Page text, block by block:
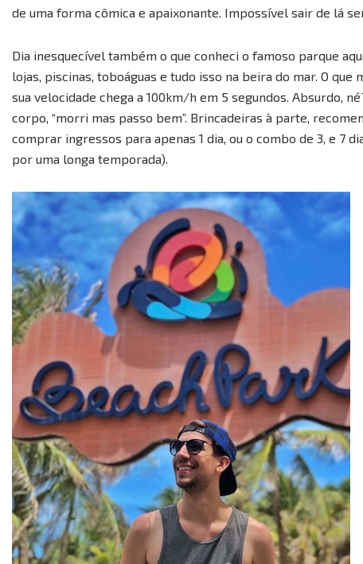
de uma forma cômica e apaixonante. Impossível sair de lá
Dia inesquecível também o que conheci o famoso parque
lojas, piscinas, toboáguas e tudo isso na beira do mar. O
sua velocidade chega a 100km/h em 5 segundos. Absurdo,
corpo, “morri mas passo bem”. Brincadeiras à parte,
comprar ingressos para apenas 1 dia, ou o combo de 3, e 7
por uma longa temporada).